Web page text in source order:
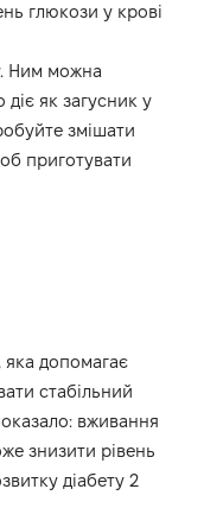
глюкози у крові
Ним можна
діє як загусник у
змішати
приготувати
яка допомагає
стабільний
вживання
знизити рівень
діабету 2